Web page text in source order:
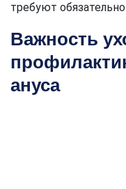
требуют
Важность
ануса